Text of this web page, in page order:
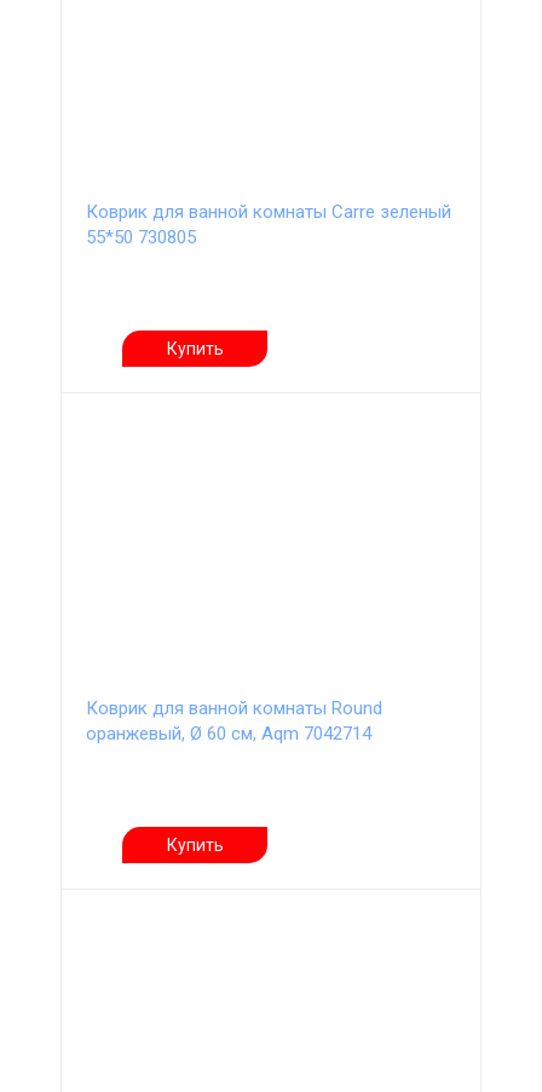
Коврик для ванной комнаты Carre зеленый
55*50 730805
Купить
Коврик для ванной комнаты Round
оранжевый, Ø 60 см, Aqm 7042714
Купить